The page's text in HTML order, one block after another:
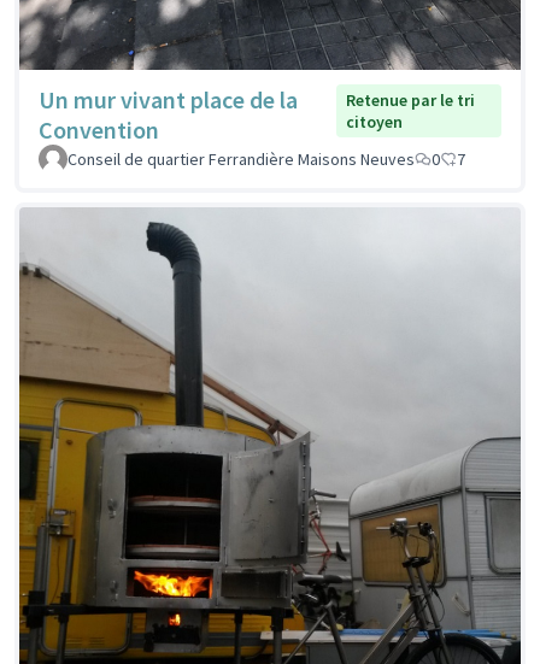
Un mur vivant place de la
Convention
Retenue par le tri
citoyen
Conseil de quartier Ferrandière Maisons Neuves
0 7